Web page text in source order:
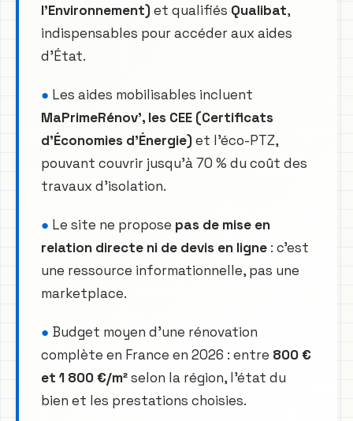
l’Environnement)et qualifiés Qualibat,
indispensables pour accéder aux aides
d’État.
● Les aides mobilisables incluent
MaPrimeRénov’, les CEE (Certificats
d’Économies d’Énergie)et l’éco-PTZ,
pouvant couvrir jusqu’à 70 % du coût des
travaux d’isolation.
● Le site ne propose pas de mise en
relation directe ni de devis en ligne : c’est
une ressource informationnelle, pas une
marketplace.
● Budget moyen d’une rénovation
complète en France en 2026 : entre 800 €
et 1 800 €/m²selon la région, l’état du
bien et les prestations choisies.